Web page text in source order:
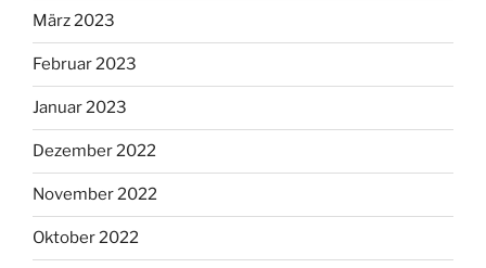
März 2023
Februar 2023
Januar 2023
Dezember 2022
November 2022
Oktober 2022